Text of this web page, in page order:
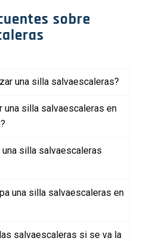
sobre
una silla salvaescaleras?
una silla salvaescaleras en
silla salvaescaleras
una silla salvaescaleras en
salvaescaleras si se va la